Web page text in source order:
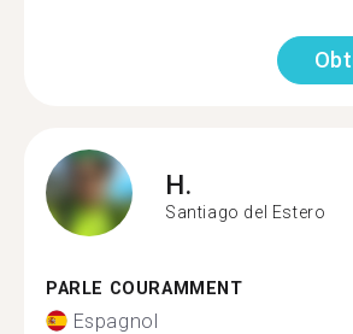
H.
Santiago del Estero
PARLE COURAMMENT
Espagnol